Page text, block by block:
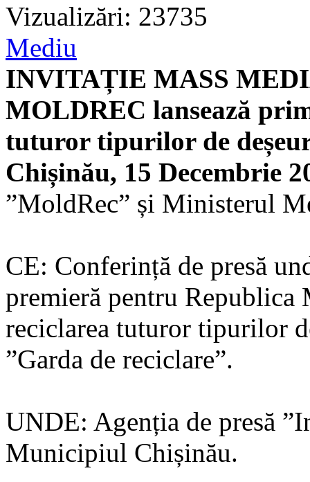
Vizualizări: 23735
Mediu
INVITAȚIE MASS
MOLDREC lansează
tuturor tipurilor de
Chișinău, 15 Decembrie
”MoldRec” și Ministerul
CE: Conferință de presă
premieră pentru
reciclarea tuturor tipurilor
”Garda de reciclare”.
UNDE: Agenția de presă
Municipiul Chișinău.